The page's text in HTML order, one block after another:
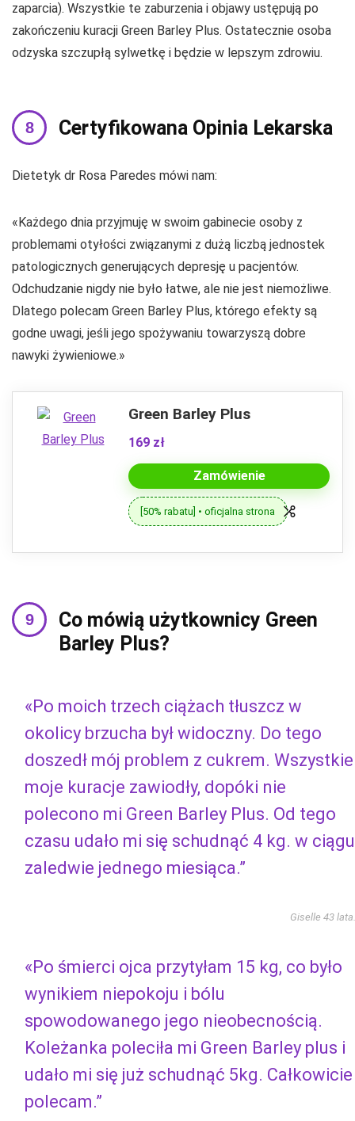
zaparcia). Wszystkie te zaburzenia i objawy ustępują po
zakończeniu kuracji Green Barley Plus. Ostatecznie osoba
odzyska szczupłą sylwetkę i będzie w lepszym zdrowiu.
Certyfikowana Opinia Lekarska
Dietetyk dr Rosa Paredes mówi nam:
«Każdego dnia przyjmuję w swoim gabinecie osoby z
problemami otyłości związanymi z dużą liczbą jednostek
patologicznych generujących depresję u pacjentów.
Odchudzanie nigdy nie było łatwe, ale nie jest niemożliwe.
Dlatego polecam Green Barley Plus, którego efekty są
godne uwagi, jeśli jego spożywaniu towarzyszą dobre
nawyki żywieniowe.»
Green Barley Plus
169 zł
Zamówienie
[50% rabatu] • oficjalna strona
Co mówią użytkownicy Green
Barley Plus?
«Po moich trzech ciążach tłuszcz w
okolicy brzucha był widoczny. Do tego
doszedł mój problem z cukrem. Wszystkie
moje kuracje zawiodły, dopóki nie
polecono mi Green Barley Plus. Od tego
czasu udało mi się schudnąć 4 kg. w ciągu
zaledwie jednego miesiąca.”
Giselle 43 lata.
«Po śmierci ojca przytyłam 15 kg, co było
wynikiem niepokoju i bólu
spowodowanego jego nieobecnością.
Koleżanka poleciła mi Green Barley plus i
udało mi się już schudnąć 5kg. Całkowicie
polecam.”